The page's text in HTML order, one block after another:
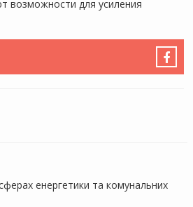
возможности для усиления
енергетики та комунальних